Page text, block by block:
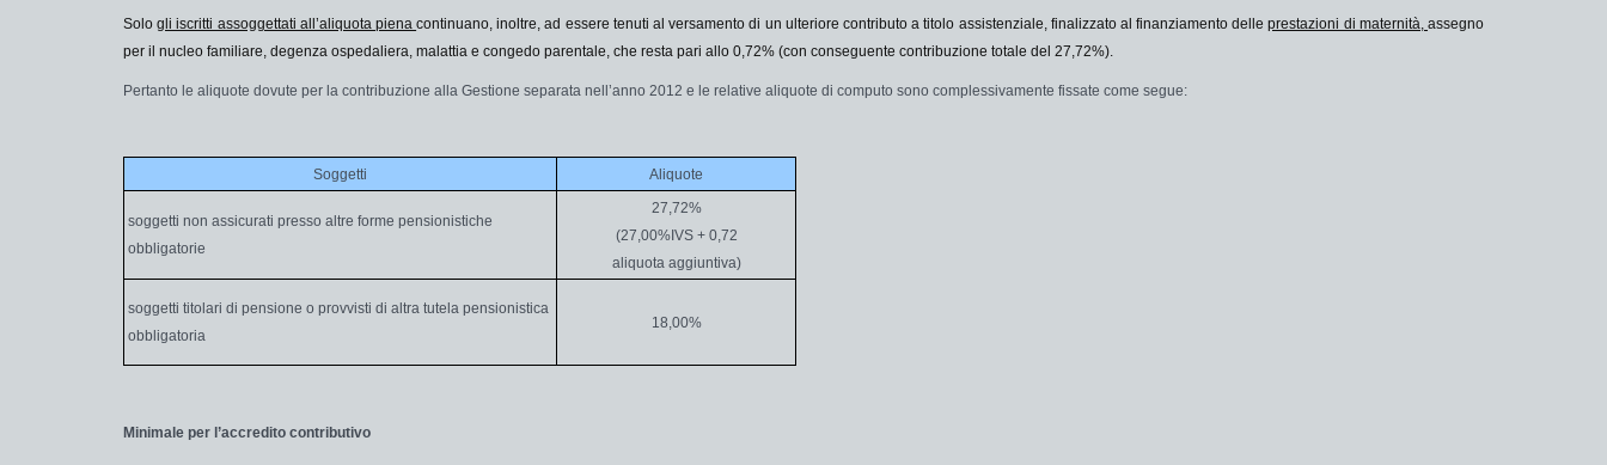
Sologli iscritti assoggettati all’aliquota pienacontinuano, inoltre, ad essere tenuti al versamento di un ulteriore contributoa titolo assistenziale, finalizzato al finanziamento delleprestazioni di maternità,assegno
per il nucleo familiare, degenza ospedaliera, malattia e congedo parentale, che resta pari allo 0,72% (con conseguente contribuzione totale del 27,72%).
Pertanto le aliquote dovute per la contribuzione alla Gestione separata nell’anno 2012 e le relative aliquote di computo sono complessivamente fissate come segue:
Soggetti Aliquote
soggetti non assicurati presso altre forme pensionistiche
obbligatorie
27,72%
(27,00%IVS + 0,72
aliquota aggiuntiva)
soggetti titolari di pensione o provvisti di altra tutela pensionistica
obbligatoria
18,00%
Minimale per l’accredito contributivo